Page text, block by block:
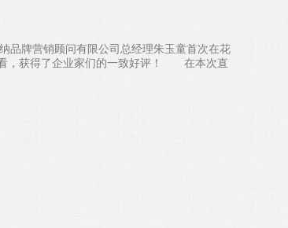
品牌营销顾问有限公司总经理朱玉童首次在花
看，获得了企业家们的一致好评！ 在本次直